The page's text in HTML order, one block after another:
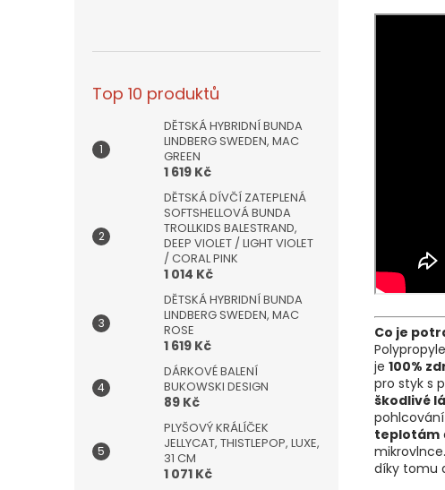
Top 10 produktů
DĚTSKÁ HYBRIDNÍ BUNDA
LINDBERG SWEDEN, MAC
GREEN
1 619 Kč
DĚTSKÁ DÍVČÍ ZATEPLENÁ
SOFTSHELLOVÁ BUNDA
TROLLKIDS BALESTRAND,
DEEP VIOLET / LIGHT VIOLET
/ CORAL PINK
1 014 Kč
DĚTSKÁ HYBRIDNÍ BUNDA
LINDBERG SWEDEN, MAC
ROSE
1 619 Kč
DÁRKOVÉ BALENÍ
BUKOWSKI DESIGN
89 Kč
PLYŠOVÝ KRÁLÍČEK
JELLYCAT, THISTLEPOP, LUXE,
31 CM
1 071 Kč
Co je
je 100%
pro styk s
škodlivé
teplotám
díky tomu